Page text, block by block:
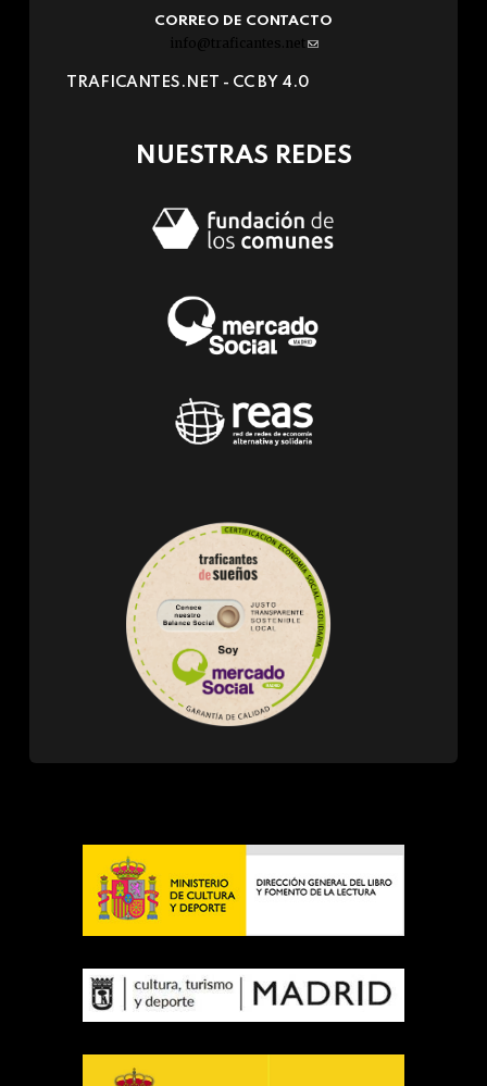
CORREO DE CONTACTO
info@traficantes.net (link
e-
TRAFICANTES.NET - CC BY 4.0
NUESTRAS REDES